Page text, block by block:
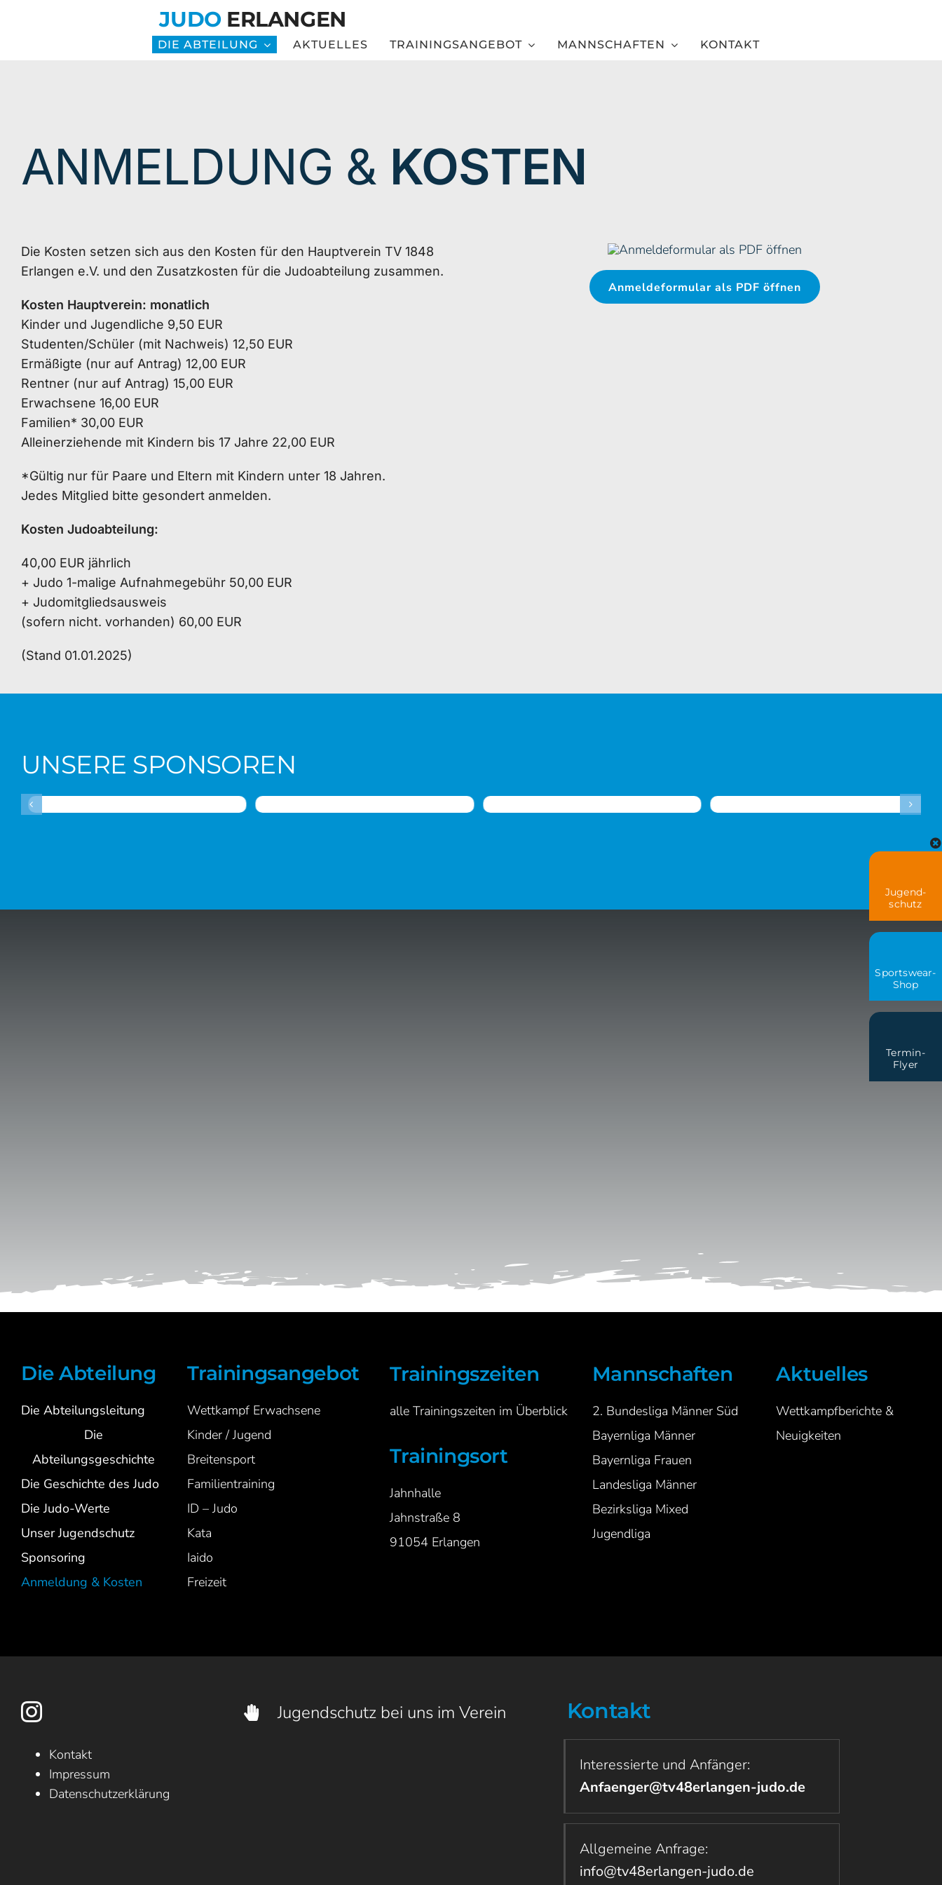
JUDOERLANGEN
DIE ABTEILUNG AKTUELLES TRAININGSANGEBOT MANNSCHAFTEN KONTAKT
ANMELDUNG & KOSTEN
Die Kosten setzen sich aus den Kosten für den Hauptverein TV 1848
Erlangen e.V. und den Zusatzkosten für die Judoabteilung zusammen.
Kosten Hauptverein: monatlich
Kinder und Jugendliche 9,50 EUR
Studenten/Schüler (mit Nachweis) 12,50 EUR
Ermäßigte (nur auf Antrag) 12,00 EUR
Rentner (nur auf Antrag) 15,00 EUR
Erwachsene 16,00 EUR
Familien* 30,00 EUR
Alleinerziehende mit Kindern bis 17 Jahre 22,00 EUR
*Gültig nur für Paare und Eltern mit Kindern unter 18 Jahren.
Jedes Mitglied bitte gesondert anmelden.
Kosten Judoabteilung:
40,00 EUR jährlich
+ Judo 1-malige Aufnahmegebühr 50,00 EUR
+ Judomitgliedsausweis
(sofern nicht. vorhanden) 60,00 EUR
(Stand 01.01.2025)
Anmeldeformular als PDF öffnen
UNSERE SPONSOREN
Die Abteilung
Die Abteilungsleitung
Die
Abteilungsgeschichte
Die Geschichte des Judo
Die Judo-Werte
Unser Jugendschutz
Sponsoring
Anmeldung & Kosten
Trainingsangebot
Wettkampf Erwachsene
Kinder / Jugend
Breitensport
Familientraining
ID – Judo
Kata
Iaido
Freizeit
Trainingszeiten
alle Trainingszeiten im Überblick
Trainingsort
Jahnhalle
Jahnstraße 8
91054 Erlangen
Mannschaften
2. Bundesliga Männer Süd
Bayernliga Männer
Bayernliga Frauen
Landesliga Männer
Bezirksliga Mixed
Jugendliga
Aktuelles
Wettkampfberichte &
Neuigkeiten
Jugendschutz bei uns im Verein Kontakt
Kontakt
Impressum
Datenschutzerklärung
Interessierte und Anfänger:
Anfaenger@tv48erlangen-judo.de
Allgemeine Anfrage:
info@tv48erlangen-judo.de
Jugend-
schutz
Sportswear-
Shop
Termin-
Flyer